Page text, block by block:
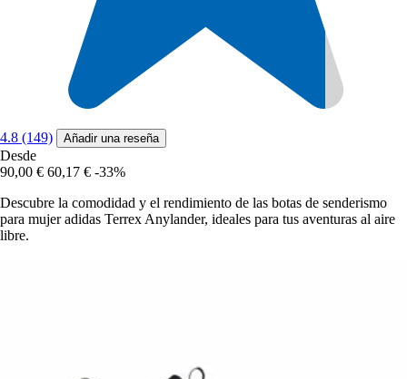
4.8 (149) Añadir una reseña
Desde
90,00 € 60,17 € -33%
Descubre la comodidad y el rendimiento de las botas de senderismo
para mujer adidas Terrex Anylander, ideales para tus aventuras al aire
libre.